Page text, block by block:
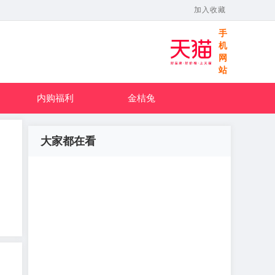
加入收藏
手
机
网
站
内购福利 金桔兔
大家都在看